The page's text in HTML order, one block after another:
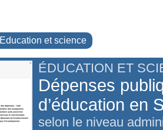
Education et science
ÉDUCATION ET
Dépenses
d’éducation en
selon le niveau